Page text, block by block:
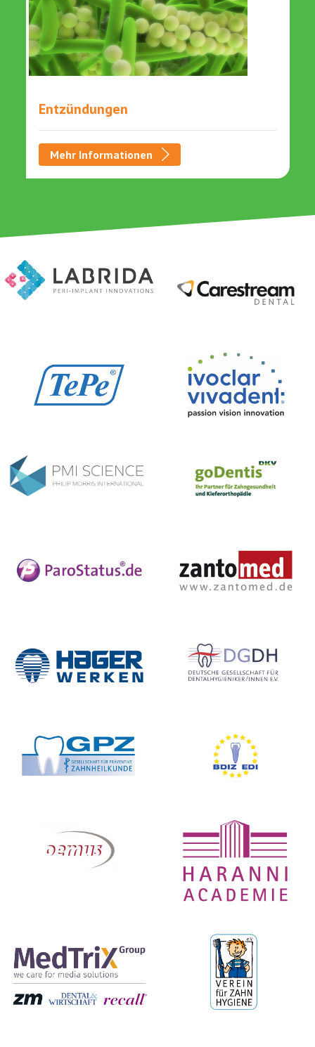
Entzündungen
Mehr Informationen